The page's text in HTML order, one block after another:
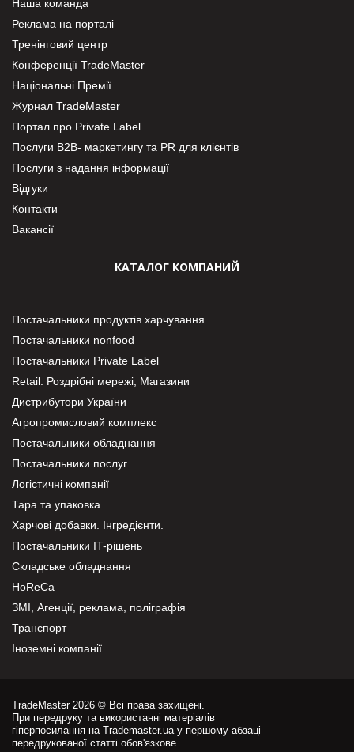
Наша команда
Реклама на порталі
Тренінговий центр
Конференції TradeMaster
Національні Премії
Журнал TradeMaster
Портал про Private Label
Послуги В2В- маркетингу та PR для клієнтів
Послуги з надання інформації
Відгуки
Контакти
Вакансії
КАТАЛОГ КОМПАНИЙ
Постачальники продуктів харчування
Постачальники nonfood
Постачальники Private Label
Retail. Роздрібні мережі, Магазини
Дистрибутори України
Агропромисловий комплекс
Постачальники обладнання
Постачальники послуг
Логістичні компанії
Тара та упаковка
Харчові добавки. Інгредієнти.
Постачальники IT-рішень
Складське обладнання
HoReCa
ЗМІ, Агенції, реклама, поліграфія
Транспорт
Іноземні компанії
TradeMaster 2026 © Всі права захищені.
При передруку та використанні матеріалів
гіперпосилання на Trademaster.ua у першому абзаці
передрукованої статті обов'язкове.